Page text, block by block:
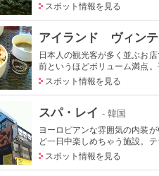
スポット情報を見る
アイランド ヴィン
日本人の観光客が多く並ぶお
前というほどボリューム満点
スポット情報を見る
スパ・レイ - 韓国
ヨーロピアンな雰囲気の内装
ど一日中楽しめちゃう施設。
スポット情報を見る